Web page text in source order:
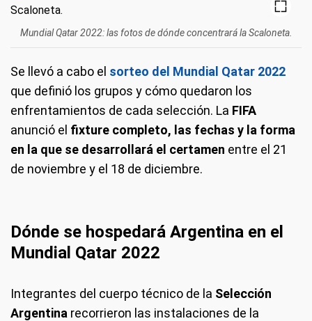
Mundial Qatar 2022: las fotos de dónde concentrará la Scaloneta.
Se llevó a cabo el sorteo del Mundial Qatar 2022
que definió los grupos y cómo quedaron los
enfrentamientos de cada selección. La FIFA
anunció el fixture completo, las fechas y la forma
en la que se desarrollará el certamen entre el 21
de noviembre y el 18 de diciembre.
Dónde se hospedará Argentina en el
Mundial Qatar 2022
Integrantes del cuerpo técnico de la Selección
Argentina recorrieron las instalaciones de la